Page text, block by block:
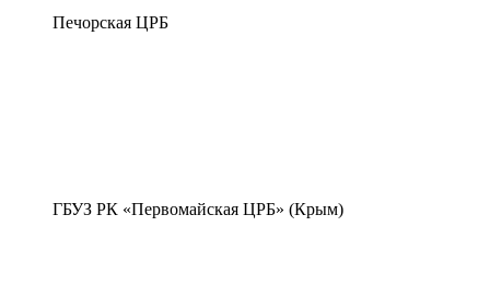
Печорская ЦРБ
ГБУЗ РК «Первомайская ЦРБ» (Крым)